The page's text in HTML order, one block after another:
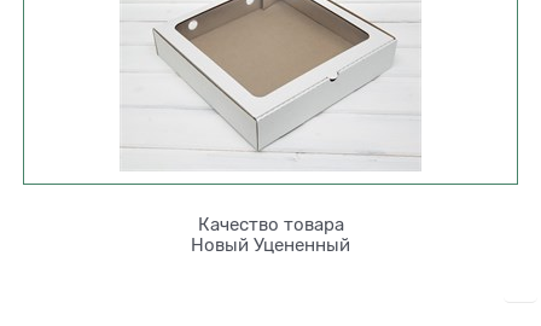
Качество товара
Новый Уцененный